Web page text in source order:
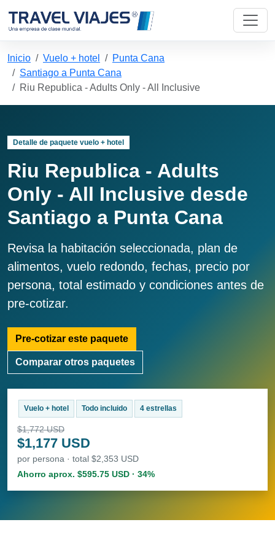
Inicio Vuelo + hotel
Punta Cana
Santiago a Punta Cana
Riu Republica - Adults Only - All Inclusive
Detalle de paquete vuelo + hotel
Riu Republica - Adults
Only - All Inclusive desde
Santiago a Punta Cana
Revisa la habitación seleccionada, plan de
alimentos, vuelo redondo, fechas, precio por
persona, total estimado y condiciones antes de
pre-cotizar.
Pre-cotizar este paquete
Comparar otros paquetes
Vuelo + hotel Todo incluido 4 estrellas
$1,772 USD
$1,177 USD
por persona · total $2,353 USD
Ahorro aprox. $595.75 USD · 34%